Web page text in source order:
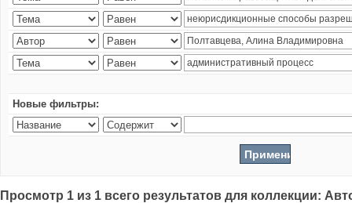
Новые фильтры:
Просмотр 1 из 1 всего результатов для коллекции: